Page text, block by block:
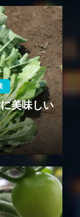
美味しい